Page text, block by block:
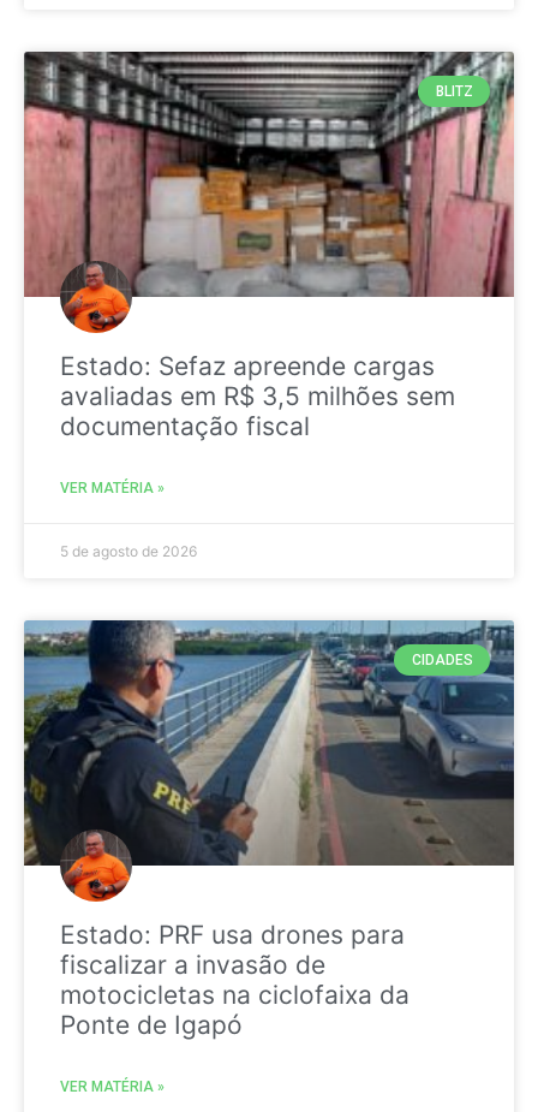
BLITZ
Estado: Sefaz apreende cargas
avaliadas em R$ 3,5 milhões sem
documentação fiscal
VER MATÉRIA »
5 de agosto de 2026
CIDADES
Estado: PRF usa drones para
fiscalizar a invasão de
motocicletas na ciclofaixa da
Ponte de Igapó
VER MATÉRIA »